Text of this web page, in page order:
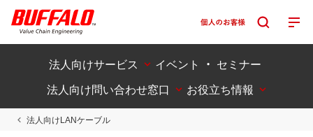
法人向けサービス
イベント ・ セミナー
法人向け問い合わせ窓口
お役立ち情報
法人向けLANケーブル